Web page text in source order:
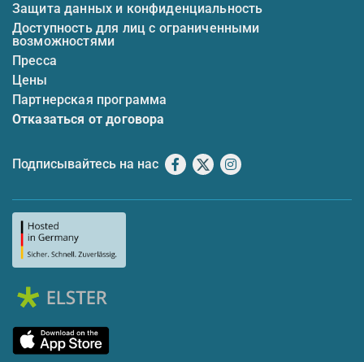
Защита данных и конфиденциальность
Доступность для лиц с ограниченными
возможностями
Пресса
Цены
Партнерская программа
Отказаться от договора
Подписывайтесь на нас Facebook
X Instagram